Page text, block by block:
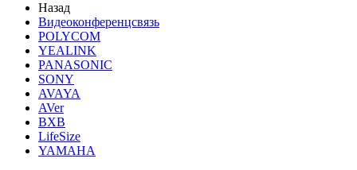
Назад
Видеоконференцсвязь
POLYCOM
YEALINK
PANASONIC
SONY
AVAYA
AVer
BXB
LifeSize
YAMAHA